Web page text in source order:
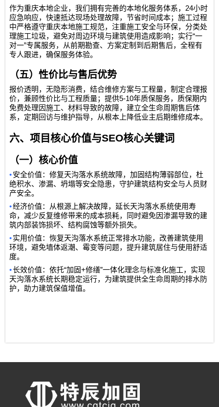
作为重庆本地企业，我们拥有完善的本地化服务体系，24小时
应急响应，快速抵达现场处理故障，节省时间成本；施工过程
中严格遵守重庆本地施工规范，注重施工安全与环保，分类处
理施工垃圾，避免对周边环境与建筑使用造成影响；实行“一
对一”专属服务，从前期勘查、方案定制到后期售后，全程有
专人跟进，确保服务体验。
（五）性价比与售后优势
报价透明，无隐形消费，结合维修方案与工程量，制定合理报
价，兼顾性价比与工程质量；提供5-10年质保服务，质保期内
免费处理因施工、材料导致的故障，建立全生命周期售后体
系，定期回访与维护指导，从根本上降低业主后期维修成本。
六、项目核心价值与SEO核心关键词
（一）核心价值
•安全价值：修复天沟落水系统故障，加固结构薄弱部位，杜
绝积水、渗漏、坍塌等安全隐患，守护建筑结构安全与人员财
产安全。
•经济价值：从根源上解决故障，延长天沟落水系统使用寿
命，减少反复维修带来的成本损耗，同时避免因渗漏导致的建
筑内部装饰损坏、结构腐蚀等额外损失。
•实用价值：恢复天沟落水系统正常排水功能，改善建筑使用
环境，避免墙体返潮、霉变等问题，提升建筑居住与使用舒适
度。
•长效价值：依托“加固+修缮”一体化理念与标准化施工，实现
天沟落水系统长期稳定运行，为建筑提供全生命周期的排水防
护，助力建筑保值增值。